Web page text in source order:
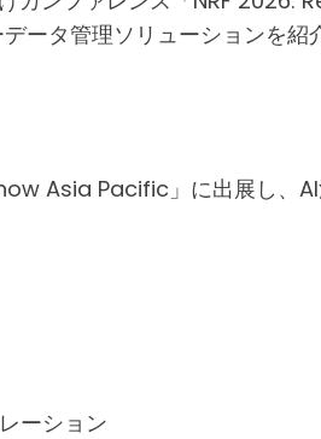
ータ管理ソリューションを紹
Asia Pacific」に出展し、
ーション